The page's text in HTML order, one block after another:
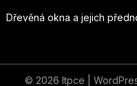
Dřevěná okna a jejich
© 2026 Itpce |